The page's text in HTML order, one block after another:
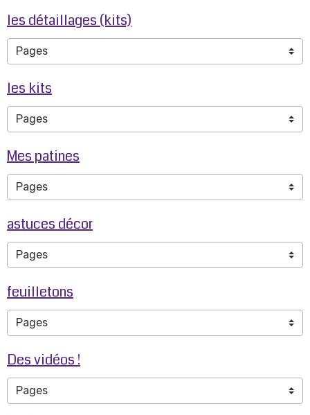
les détaillages (kits)
les kits
Mes patines
astuces décor
feuilletons
Des vidéos !